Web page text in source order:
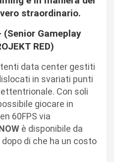
straordinario.
(Senior Gameplay
RED)
data center gestiti
in svariati punti
Con soli
giocare in
60FPS via
è disponibile da
dopo di che ha un costo